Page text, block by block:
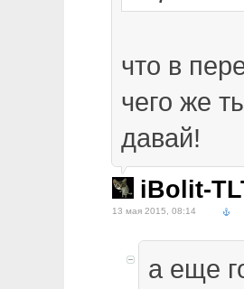
что в
чего же
давай!
iBolit-
13 мая 2015, 08:14
а еще